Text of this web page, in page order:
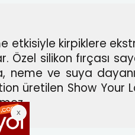
etkisiyle kirpiklere
Özel silikon fırçası
ve suya
üretilen Show Your